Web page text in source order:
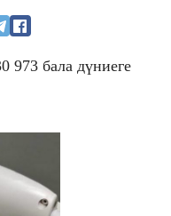
973 бала дүниеге